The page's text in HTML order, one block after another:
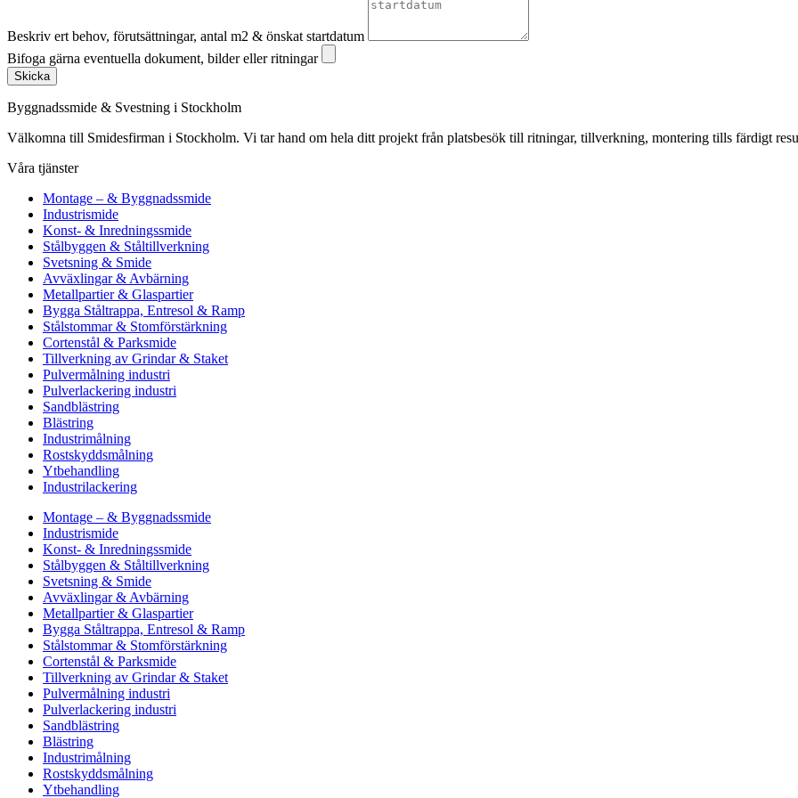
Beskriv ert behov, förutsättningar, antal m2 & önskat startdatum
Bifoga gärna eventuella dokument, bilder eller ritningar
Skicka
Byggnadssmide & Svestning i Stockholm
Välkomna till Smidesfirman i Stockholm. Vi tar hand om hela ditt projekt från platsbesök till ritningar, tillverkning, montering tills färdigt
Våra tjänster
Montage – & Byggnadssmide
Industrismide
Konst- & Inredningssmide
Stålbyggen & Ståltillverkning
Svetsning & Smide
Avväxlingar & Avbärning
Metallpartier & Glaspartier
Bygga Ståltrappa, Entresol & Ramp
Stålstommar & Stomförstärkning
Cortenstål & Parksmide
Tillverkning av Grindar & Staket
Pulvermålning industri
Pulverlackering industri
Sandblästring
Blästring
Industrimålning
Rostskyddsmålning
Ytbehandling
Industrilackering
Montage – & Byggnadssmide
Industrismide
Konst- & Inredningssmide
Stålbyggen & Ståltillverkning
Svetsning & Smide
Avväxlingar & Avbärning
Metallpartier & Glaspartier
Bygga Ståltrappa, Entresol & Ramp
Stålstommar & Stomförstärkning
Cortenstål & Parksmide
Tillverkning av Grindar & Staket
Pulvermålning industri
Pulverlackering industri
Sandblästring
Blästring
Industrimålning
Rostskyddsmålning
Ytbehandling